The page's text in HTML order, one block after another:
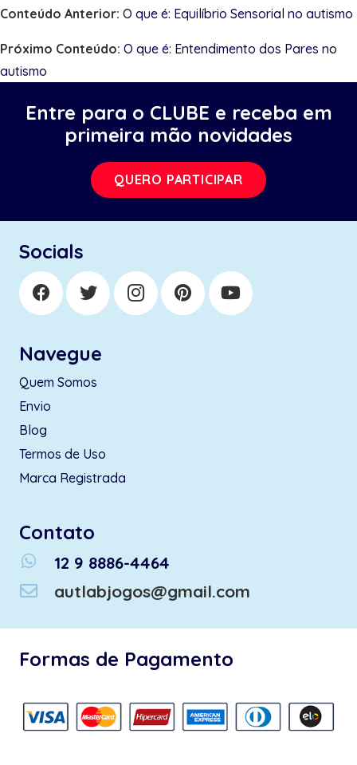
Conteúdo Anterior: O que é: Equilíbrio Sensorial no autismo
Próximo Conteúdo: O que é: Entendimento dos Pares no
autismo
Entre para o CLUBE e receba em
primeira mão novidades
QUERO PARTICIPAR
Socials
Navegue
Quem Somos
Envio
Blog
Termos de Uso
Marca Registrada
Contato
whatsapp
12 9 8886-4464
autlabjogos@gmail.com
Formas de Pagamento